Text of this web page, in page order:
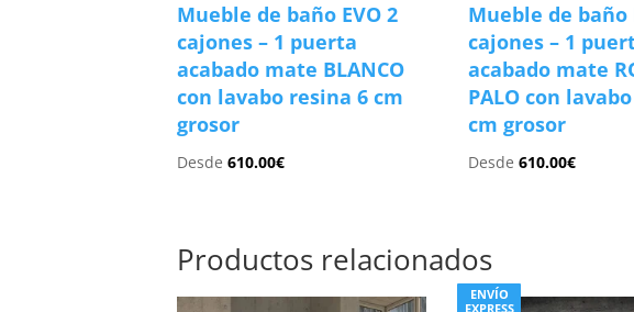
Mueble de baño EVO 2
cajones – 1 puerta
acabado mate BLANCO
con lavabo resina 6 cm
grosor
Desde610.00€
Mueble de baño
cajones – 1
acabado mate
PALO con
cm grosor
Desde610.00€
Productos relacionados
ENVÍO
EXPRESS